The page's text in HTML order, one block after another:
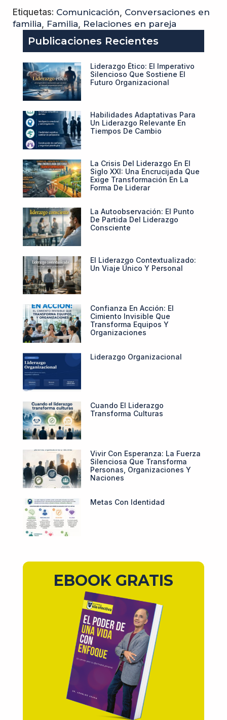
Etiquetas: Comunicación, Conversaciones en
familia, Familia, Relaciones en pareja
Publicaciones Recientes
Liderazgo Ético: El Imperativo
Silencioso Que Sostiene El
Futuro Organizacional
Habilidades Adaptativas Para
Un Liderazgo Relevante En
Tiempos De Cambio
La Crisis Del Liderazgo En El
Siglo XXI: Una Encrucijada Que
Exige Transformación En La
Forma De Liderar
La Autoobservación: El Punto
De Partida Del Liderazgo
Consciente
El Liderazgo Contextualizado:
Un Viaje Único Y Personal
Confianza En Acción: El
Cimiento Invisible Que
Transforma Equipos Y
Organizaciones
Liderazgo Organizacional
Cuando El Liderazgo
Transforma Culturas
Vivir Con Esperanza: La Fuerza
Silenciosa Que Transforma
Personas, Organizaciones Y
Naciones
Metas Con Identidad
EBOOK GRATIS